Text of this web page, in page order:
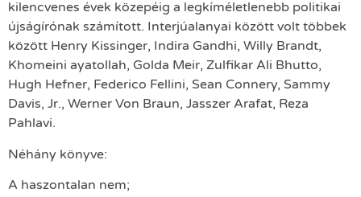
kilencvenes évek közepéig a legkíméletlenebb politikai
újságírónak számított. Interjúalanyai között volt többek
között Henry Kissinger, Indira Gandhi, Willy Brandt,
Khomeini ayatollah, Golda Meir, Zulfikar Ali Bhutto,
Hugh Hefner, Federico Fellini, Sean Connery, Sammy
Davis, Jr., Werner Von Braun, Jasszer Arafat, Reza
Pahlavi.
Néhány könyve:
A haszontalan nem;